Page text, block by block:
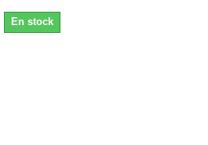
En stock